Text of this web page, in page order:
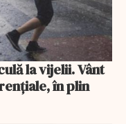
la vijelii. Vânt
în plin